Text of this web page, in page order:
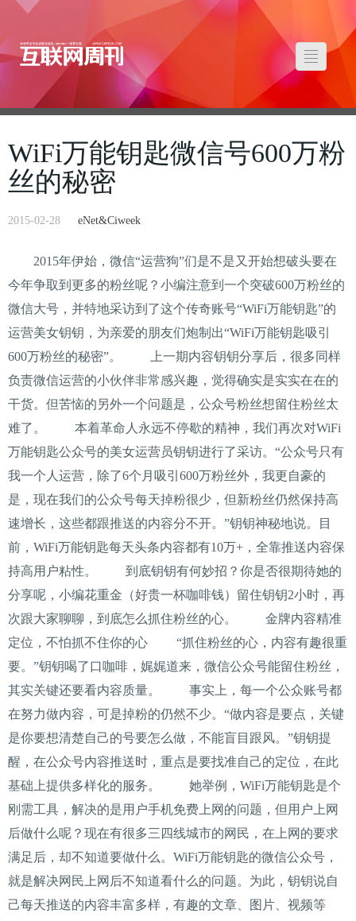
WiFi万能钥匙微信号600万粉
丝的秘密
2015-02-28 eNet&Ciweek
2015年伊始，微信“运营狗”们是不是又开始想破头要在
今年争取到更多的粉丝呢？小编注意到一个突破600万粉丝的
微信大号，并特地采访到了这个传奇账号“WiFi万能钥匙”的
运营美女钥钥，为亲爱的朋友们炮制出“WiFi万能钥匙吸引
600万粉丝的秘密”。 上一期内容钥钥分享后，很多同样
负责微信运营的小伙伴非常感兴趣，觉得确实是实实在在的
干货。但苦恼的另外一个问题是，公众号粉丝想留住粉丝太
难了。 本着革命人永远不停歇的精神，我们再次对WiFi
万能钥匙公众号的美女运营员钥钥进行了采访。“公众号只有
我一个人运营，除了6个月吸引600万粉丝外，我更自豪的
是，现在我们的公众号每天掉粉很少，但新粉丝仍然保持高
速增长，这些都跟推送的内容分不开。”钥钥神秘地说。目
前，WiFi万能钥匙每天头条内容都有10万+，全靠推送内容保
持高用户粘性。 到底钥钥有何妙招？你是否很期待她的
分享呢，小编花重金（好贵一杯咖啡钱）留住钥钥2小时，再
次跟大家聊聊，到底怎么抓住粉丝的心。 金牌内容精准
定位，不怕抓不住你的心 “抓住粉丝的心，内容有趣很重
要。”钥钥喝了口咖啡，娓娓道来，微信公众号能留住粉丝，
其实关键还要看内容质量。 事实上，每一个公众账号都
在努力做内容，可是掉粉的仍然不少。“做内容是要点，关键
是你要想清楚自己的号要怎么做，不能盲目跟风。”钥钥提
醒，在公众号内容推送时，重点是要找准自己的定位，在此
基础上提供多样化的服务。 她举例，WiFi万能钥匙是个
刚需工具，解决的是用户手机免费上网的问题，但用户上网
后做什么呢？现在有很多三四线城市的网民，在上网的要求
满足后，却不知道要做什么。WiFi万能钥匙的微信公众号，
就是解决网民上网后不知道看什么的问题。为此，钥钥说自
己每天推送的内容丰富多样，有趣的文章、图片、视频等